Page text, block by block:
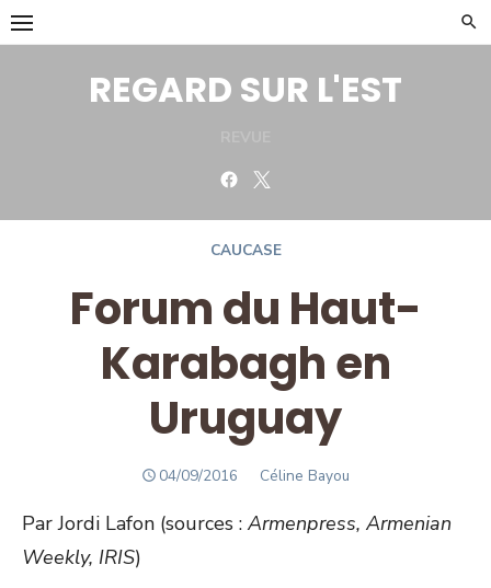
Skip
to
REGARD SUR L'EST
Facebook
CAUCASE
Forum du Haut-
Karabagh en
Uruguay
POSTED
04/09/2016 Author
Céline Bayou
Par Jordi Lafon (sources : Armenpress, Armenian
Weekly, IRIS)